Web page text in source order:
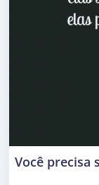
Você precisa